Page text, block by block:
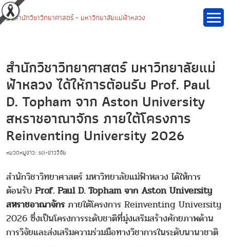
สำนักวิชาวิทยาศาสตร์ มหาวิทยาลัยแม่
ฟ้าหลวง ได้ให้การต้อนรับ Prof. Paul
D. Topham จาก Aston University
สหราชอาณาจักร ภายใต้โครงการ
Reinventing University 2026
หมวดหมู่ข่าว: sci-ข่าววิจัย
สำนักวิชาวิทยาศาสตร์ มหาวิทยาลัยแม่ฟ้าหลวง ได้ให้การ
ต้อนรับ Prof. Paul D. Topham จาก Aston University
สหราชอาณาจักรภายใต้โครงการ Reinventing University
2026 ซึ่งเป็นโครงการระดับชาติที่มุ่งเสริมสร้างศักยภาพด้าน
การวิจัยและส่งเสริมความร่วมมือทางวิชาการในระดับนานาชาติ